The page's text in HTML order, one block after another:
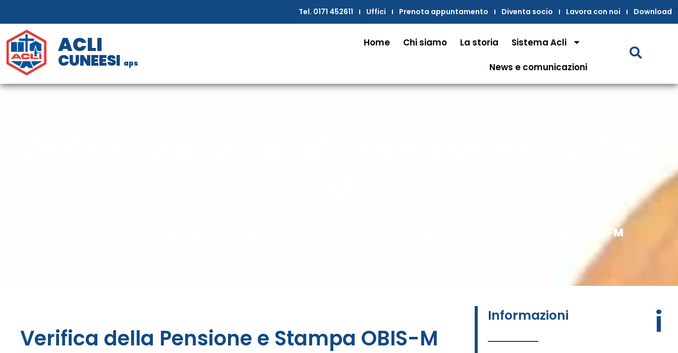
Tel. 0171 452611 Uffici Prenota appuntamento Diventa socio Lavora con noi Download
ACLI
CUNEESI aps
Home Chi siamo La storia Sistema Acli
News e comunicazioni
Verifica Della Pensione E Stampa OBIS-M
Verifica della Pensione e Stampa OBIS-M
Informazioni i